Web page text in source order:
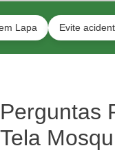
Evite acidentes
Perguntas
Tela